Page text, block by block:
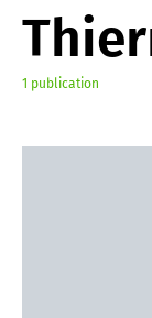
1 publication